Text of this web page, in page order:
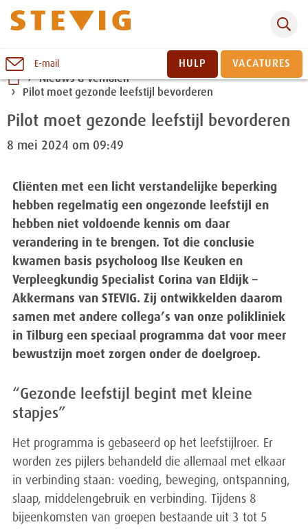
Naar
inhoud
E-mail HULP
VACATURES
Nieuws & verhalen
Pilot moet gezonde leefstijl bevorderen
Pilot moet gezonde leefstijl bevorderen
8 mei 2024 om 09:49
Cliënten met een licht verstandelijke beperking
hebben regelmatig een ongezonde leefstijl en
hebben niet voldoende kennis om daar
verandering in te brengen. Tot die conclusie
kwamen basis psycholoog Ilse Keuken en
Verpleegkundig Specialist Corina van Eldijk –
Akkermans van STEVIG. Zij ontwikkelden daarom
samen met andere collega’s van onze polikliniek
in Tilburg een speciaal programma dat voor meer
bewustzijn moet zorgen onder de doelgroep.
“Gezonde leefstijl begint met kleine
stapjes”
Het programma is gebaseerd op het leefstijlroer. Er
worden zes pijlers behandeld die allemaal met elkaar
in verbinding staan: voeding, beweging, ontspanning,
slaap, middelengebruik en verbinding. Tijdens 8
bijeenkomsten van groepen bestaande uit 3 tot 5